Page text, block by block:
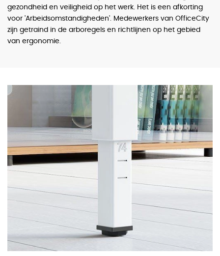
gezondheid en veiligheid op het werk. Het is een afkorting
voor 'Arbeidsomstandigheden'. Medewerkers van OfficeCity
zijn getraind in de arboregels en richtlijnen op het gebied
van ergonomie.